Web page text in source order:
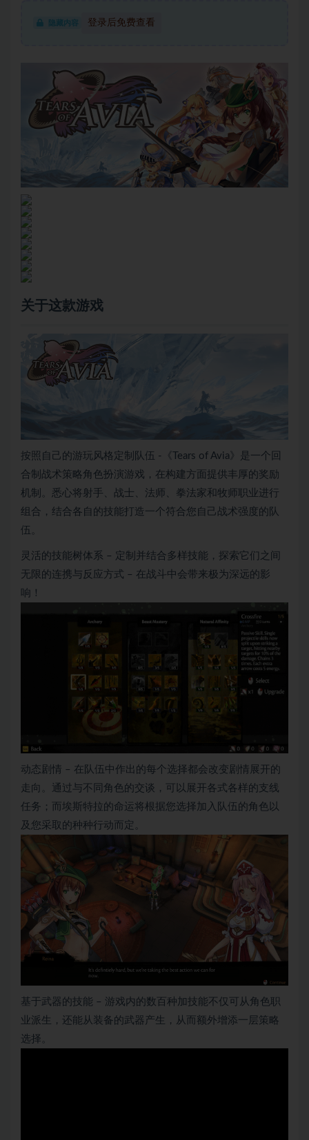
隐藏内容 登录后免费查看
关于这款游戏
按照自己的游玩风格定制队伍 -《Tears of Avia》是一个回
合制战术策略角色扮演游戏，在构建方面提供丰厚的奖励
机制。悉心将射手、战士、法师、拳法家和牧师职业进行
组合，结合各自的技能打造一个符合您自己战术强度的队
伍。
灵活的技能树体系 – 定制并结合多样技能，探索它们之间
无限的连携与反应方式 – 在战斗中会带来极为深远的影
响！
动态剧情 – 在队伍中作出的每个选择都会改变剧情展开的
走向。通过与不同角色的交谈，可以展开各式各样的支线
任务；而埃斯特拉的命运将根据您选择加入队伍的角色以
及您采取的种种行动而定。
基于武器的技能 – 游戏内的数百种加技能不仅可从角色职
业派生，还能从装备的武器产生，从而额外增添一层策略
选择。